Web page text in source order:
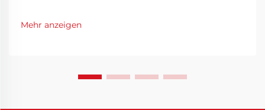
um hochwertige FRP-Bauteile (Faserkunststoff-
Verbunde) herzustellen. FRP-Trennmittel spielen
Mehr anzeigen